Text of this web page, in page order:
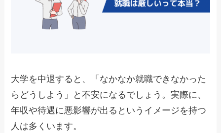
大学を中退すると、「なかなか就職できなかった
らどうしよう」と不安になるでしょう。実際に、
年収や待遇に悪影響が出るというイメージを持つ
人は多くいます。